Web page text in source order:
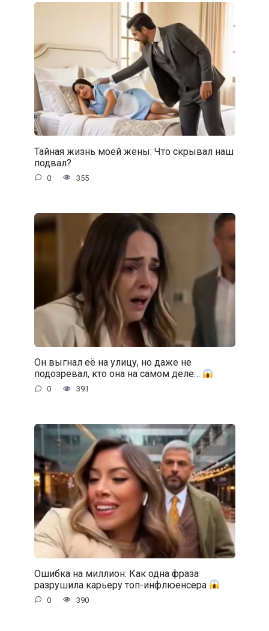
Тайная жизнь моей жены: Что скрывал наш
подвал?
0 355
Он выгнал её на улицу, но даже не
подозревал, кто она на самом деле…
0 391
Ошибка на миллион: Как одна фраза
разрушила карьеру топ-инфлюенсера
0 390